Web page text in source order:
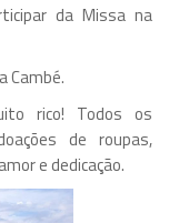
da Missa na
Cambé.
rico! Todos os
de roupas,
e dedicação.